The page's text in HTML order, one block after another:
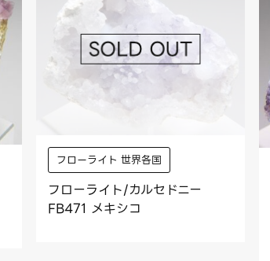
フローライト 世界各国
フローライト/カルセドニー
FB471 メキシコ